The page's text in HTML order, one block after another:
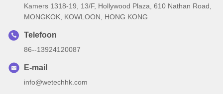
Kamers 1318-19, 13/F, Hollywood Plaza, 610 Nathan Road,
MONGKOK, KOWLOON, HONG KONG
Telefoon
86--13924120087
E-mail
info@wetechhk.com